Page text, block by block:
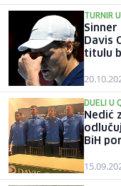
TURNIR
Sinner
Davis
titulu
DUELI U
Nedić
BiH